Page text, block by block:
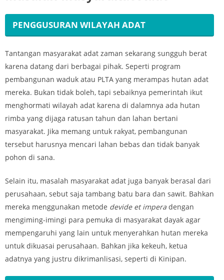
PENGGUSURAN WILAYAH ADAT
Tantangan masyarakat adat zaman sekarang sungguh berat
karena datang dari berbagai pihak. Seperti program
pembangunan waduk atau PLTA yang merampas hutan adat
mereka. Bukan tidak boleh, tapi sebaiknya pemerintah ikut
menghormati wilayah adat karena di dalamnya ada hutan
rimba yang dijaga ratusan tahun dan lahan bertani
masyarakat. Jika memang untuk rakyat, pembangunan
tersebut harusnya mencari lahan bebas dan tidak banyak
pohon di sana.
Selain itu, masalah masyarakat adat juga banyak berasal dari
perusahaan, sebut saja tambang batu bara dan sawit. Bahkan
mereka menggunakan metode devide et impera dengan
mengiming-imingi para pemuka di masyarakat dayak agar
mempengaruhi yang lain untuk menyerahkan hutan mereka
untuk dikuasai perusahaan. Bahkan jika kekeuh, ketua
adatnya yang justru dikrimanlisasi, seperti di Kinipan.